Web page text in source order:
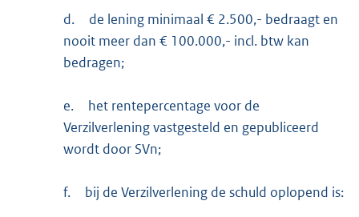
d.
de lening minimaal € 2.500,- bedraagt en
nooit meer dan € 100.000,- incl. btw kan
bedragen;
e.
het rentepercentage voor de
Verzilverlening vastgesteld en gepubliceerd
wordt door SVn;
f. bij de Verzilverlening de schuld oplopend is: